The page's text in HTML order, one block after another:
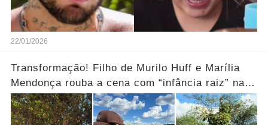
22/01/2026
Transformação! Filho de Murilo Huff e Marília
Mendonça rouba a cena com “infância raiz” na
fazenda.... Ver mais